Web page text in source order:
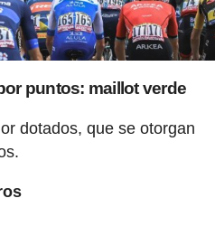
puntos: maillot verde
dotados, que se otorgan